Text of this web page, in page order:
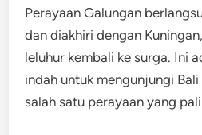
Perayaan Galungan
dan diakhiri dengan
leluhur kembali ke surga. Ini
indah untuk mengunjungi
salah satu perayaan yang